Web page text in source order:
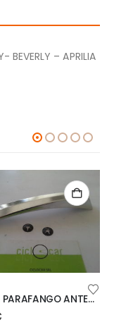
BEVERLY – APRILIA
CRESTA PARAFANGO ANTERIORE VESPA 50 SPECIAL